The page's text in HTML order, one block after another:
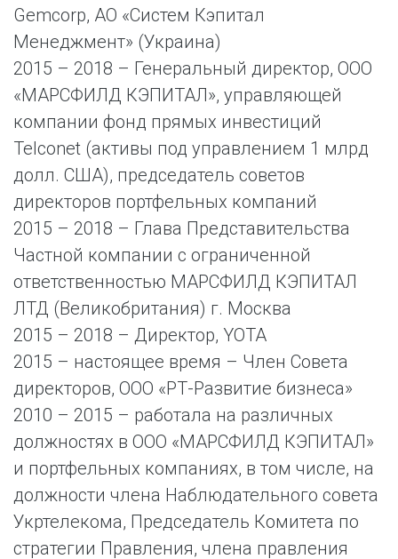
Gemcorp, АО «Систем Кэпитал
Менеджмент» (Украина)
2015 – 2018 – Генеральный директор, ООО
«МАРСФИЛД КЭПИТАЛ», управляющей
компании фонд прямых инвестиций
Telconet (активы под управлением 1 млрд
долл. США), председатель советов
директоров портфельных компаний
2015 – 2018 – Глава Представительства
Частной компании с ограниченной
ответственностью МАРСФИЛД КЭПИТАЛ
ЛТД (Великобритания) г. Москва
2015 – 2018 – Директор, YOTA
2015 – настоящее время – Член Совета
директоров, ООО «РТ-Развитие бизнеса»
2010 – 2015 – работала на различных
должностях в ООО «МАРСФИЛД КЭПИТАЛ»
и портфельных компаниях, в том числе, на
должности члена Наблюдательного совета
Укртелекома, Председатель Комитета по
стратегии Правления, члена правления